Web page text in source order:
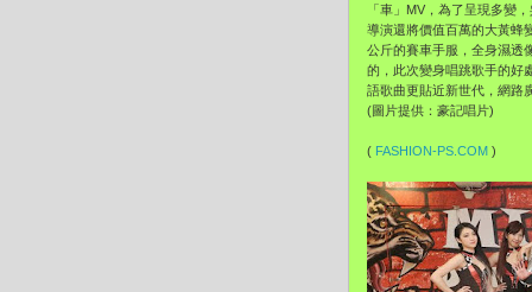
「車」MV，為了呈現多變
導演還將價值百萬的大黃蜂
公斤的賽車手服，全身濕透
的，此次變身唱跳歌手的好
語歌曲更貼近新世代，網路
(圖片提供：豪記唱片)
( FASHION-PS.COM )